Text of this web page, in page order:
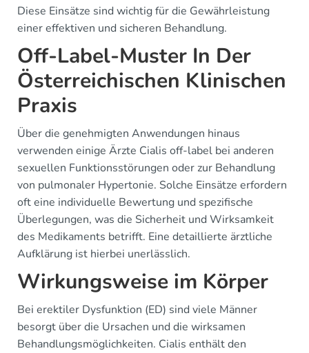
Diese Einsätze sind wichtig für die Gewährleistung
einer effektiven und sicheren Behandlung.
Off-Label-Muster In Der
Österreichischen Klinischen
Praxis
Über die genehmigten Anwendungen hinaus
verwenden einige Ärzte Cialis off-label bei anderen
sexuellen Funktionsstörungen oder zur Behandlung
von pulmonaler Hypertonie. Solche Einsätze erfordern
oft eine individuelle Bewertung und spezifische
Überlegungen, was die Sicherheit und Wirksamkeit
des Medikaments betrifft. Eine detaillierte ärztliche
Aufklärung ist hierbei unerlässlich.
Wirkungsweise im Körper
Bei erektiler Dysfunktion (ED) sind viele Männer
besorgt über die Ursachen und die wirksamen
Behandlungsmöglichkeiten. Cialis enthält den